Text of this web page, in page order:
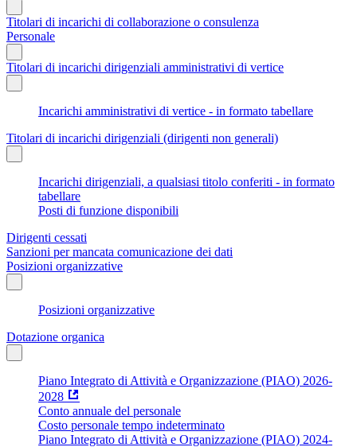
Titolari di incarichi di collaborazione o consulenza
Personale
Titolari di incarichi dirigenziali amministrativi di vertice
Incarichi amministrativi di vertice - in formato tabellare
Titolari di incarichi dirigenziali (dirigenti non generali)
Incarichi dirigenziali, a qualsiasi titolo conferiti - in formato
tabellare
Posti di funzione disponibili
Dirigenti cessati
Sanzioni per mancata comunicazione dei dati
Posizioni organizzative
Posizioni organizzative
Dotazione organica
Piano Integrato di Attività e Organizzazione (PIAO) 2026-
2028
Conto annuale del personale
Costo personale tempo indeterminato
Piano Integrato di Attività e Organizzazione (PIAO) 2024-